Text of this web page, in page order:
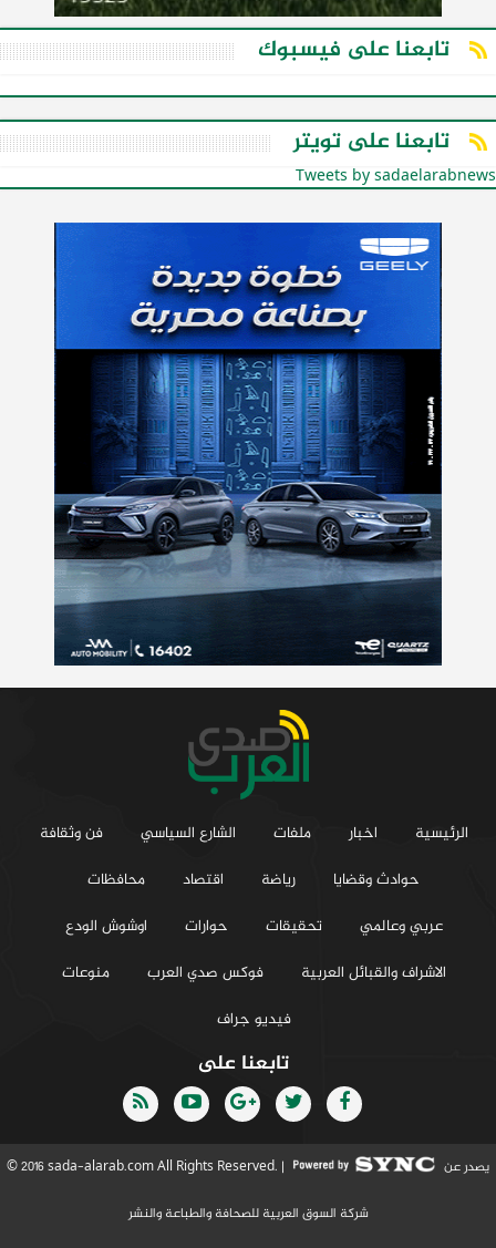
تابعنا على فيسبوك
تابعنا على تويتر
Tweets by sadaelarabnews
الرئيسية اخبار ملفات الشارع السياسي
فن وثقافة
حوادث وقضايا
رياضة اقتصاد
محافظات
عربي وعالمي
تحقيقات حوارات
اوشوش الودع
الاشراف والقبائل العربية
فوكس صدي العرب
منوعات
فيديو جراف
تابعنا على
© 2016 sada-alarab.com All Rights Reserved. | يصدر عن
شركة السوق العربية للصحافة والطباعة والنشر